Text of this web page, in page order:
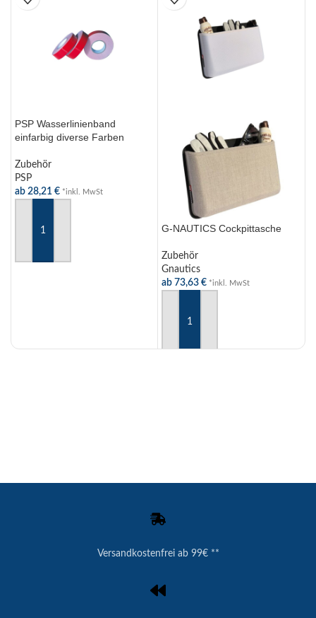
PSP Wasserlinienband
einfarbig diverse Farben
Zubehör
PSP
ab 28,21 € *inkl. MwSt
G-NAUTICS Cockpittasche
Zubehör
Gnautics
ab 73,63 € *inkl. MwSt
Versandkostenfrei ab 99€ **